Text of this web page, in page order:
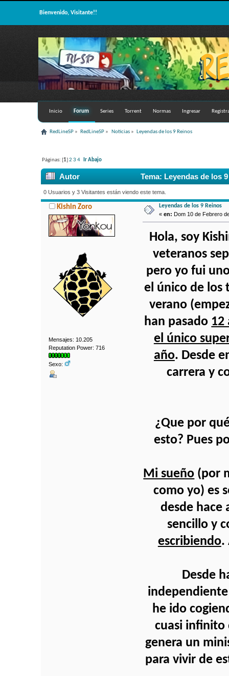
Bienvenido, Visitante!!
Inicio Forum Series Torrent Normas Ingresar
RedLineSP » RedLineSP » Noticias» Leyendas de los 9 Reinos
Páginas: [ 1] 2 3 4 Ir Abajo
Autor Tema: Leyendas de los
0 Usuarios y 3 Visitantes están viendo este tema.
Kishin Zoro
Mensajes: 10.205
Reputation Power: 716
Sexo:
Leyendas de los 9 Reinos
«en: Dom 10 de Febrero
Hola, soy
veteranos
pero yo fui
el único de los
verano
han pasado 12
el único
año. Desde
carrera y
¿Que por
esto? Pues
Mi sueño (por
como yo) es
desde hace
sencillo y
escribiendo.
Desde
he ido
cuasi infinito
genera un
para vivir de